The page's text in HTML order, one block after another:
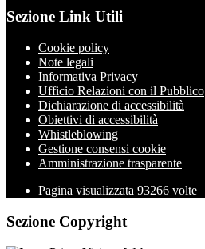
Sezione Link Utili
Cookie policy
Note legali
Informativa Privacy
Ufficio Relazioni con il Pubblico
Dichiarazione di accessibilità
Obiettivi di accessibilità
Whistleblowing
Gestione consensi cookie
Amministrazione trasparente
Pagina visualizzata 93266 volte
Sezione Copyright